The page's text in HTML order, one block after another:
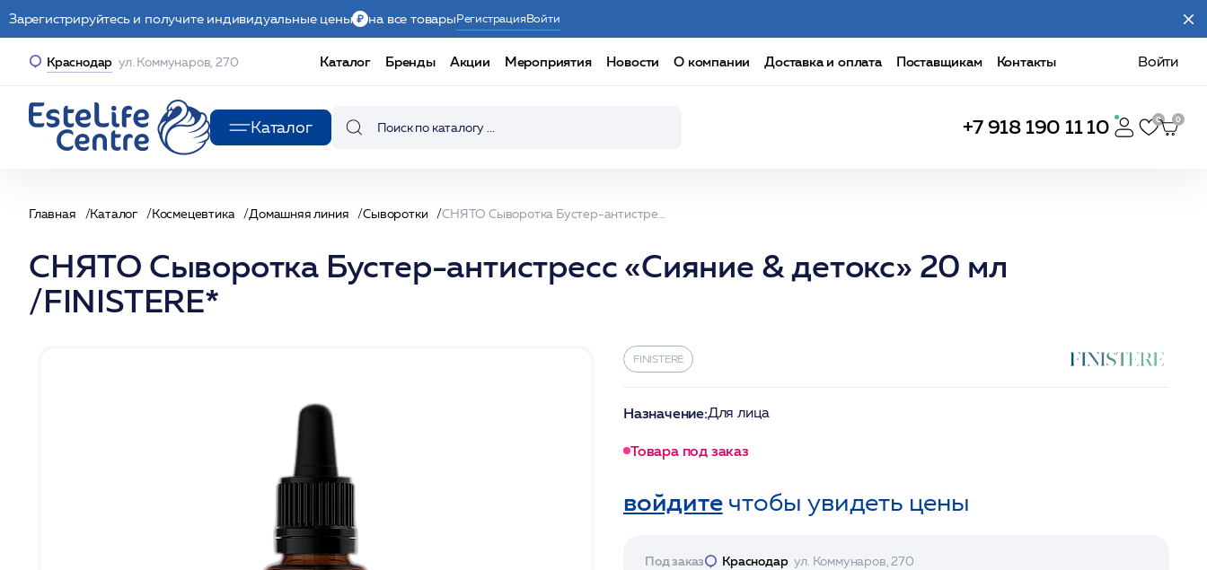
Зарегистрируйтесь и получите индивидуальные цены на все товарыРегистрацияВойти
Краснодар ул. Коммунаров, 270 Каталог Бренды Акции Мероприятия Новости О компании Доставка и оплата Поставщикам Контакты Войти
Каталог +7 918 190 11 10
Главная Каталог Космецевтика Домашняя линия Сыворотки
СНЯТО Сыворотка Бустер-антистресс «Сияние & детокс» 20 мл
/FINISTERE*
FINISTERE
Назначение:Для лица
Товара под заказ
войдитечтобы увидеть цены
Под заказ Краснодар ул. Коммунаров, 270